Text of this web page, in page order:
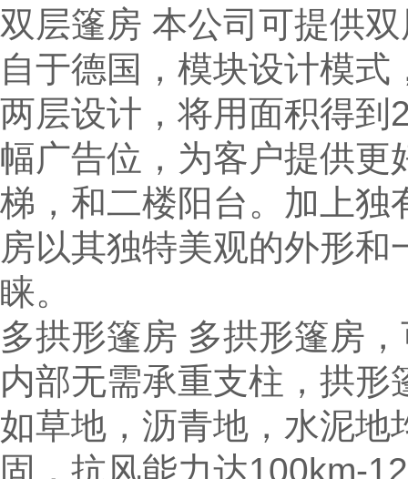
双层篷房 本公司可提供
自于德国，模块设计模
两层设计，将用面积得到
幅广告位，为客户提供
梯，和二楼阳台。加上独
房以其独特美观的外形
睐。
多拱形篷房 多拱形篷房
内部无需承重支柱，拱
如草地，沥青地，水泥
固，抗风能力达100km-